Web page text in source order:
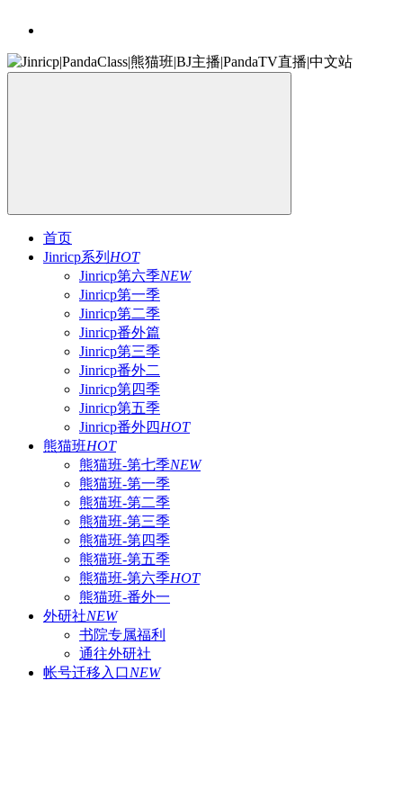
首页
Jinricp系列 HOT
Jinricp第六季NEW
Jinricp第一季
Jinricp第二季
Jinricp番外篇
Jinricp第三季
Jinricp番外二
Jinricp第四季
Jinricp第五季
Jinricp番外四HOT
熊猫班HOT
熊猫班-第七季NEW
熊猫班-第一季
熊猫班-第二季
熊猫班-第三季
熊猫班-第四季
熊猫班-第五季
熊猫班-第六季HOT
熊猫班-番外一
外研社NEW
书院专属福利
通往外研社
帐号迁移入口NEW